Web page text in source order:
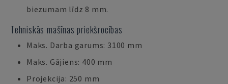
biezumam līdz 8 mm.
Tehniskās mašīnas priekšrocības
Maks. Darba garums: 3100 mm
Maks. Gājiens: 400 mm
Projekcija: 250 mm